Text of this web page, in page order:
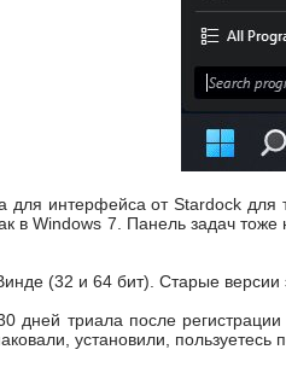
для интерфейса от Stardock для
в Windows 7. Панель задач
(32 и 64 бит). Старые
дней триала после
установили, пользуетесь